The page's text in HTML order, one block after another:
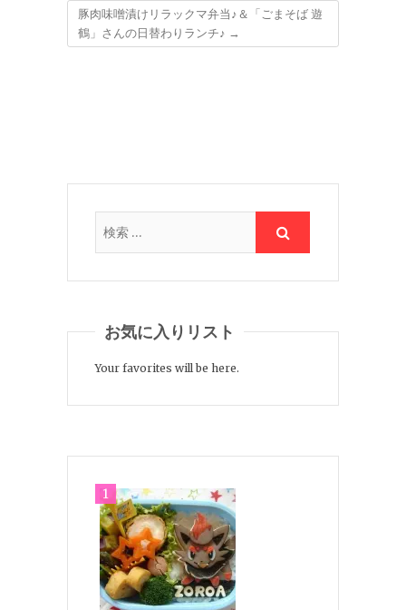
豚肉味噌漬けリラックマ弁当♪＆「ごまそば 遊
鶴」さんの日替わりランチ♪ →
お気に入りリスト
Your favorites will be here.